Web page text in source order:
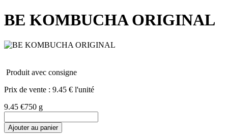
BE KOMBUCHA ORIGINAL
Produit avec consigne
Prix de vente : 9.45 € l'unité
9.45 €750 g
Ajouter au panier